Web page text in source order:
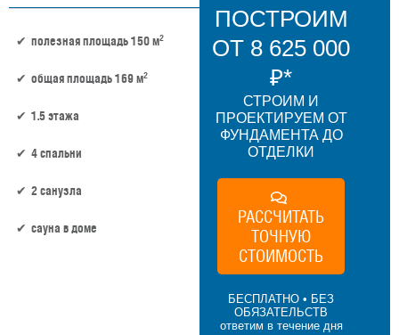
полезная площадь 150 м2
общая площадь 169 м2
1.5 этажа
4 спальни
2 санузла
сауна в доме
ПОСТРОИМ
ОТ 8 625 000
₽*
СТРОИМ И
ПРОЕКТИРУЕМ ОТ
ФУНДАМЕНТА ДО
ОТДЕЛКИ
РАССЧИТАТЬ
ТОЧНУЮ
СТОИМОСТЬ
БЕСПЛАТНО • БЕЗ
ОБЯЗАТЕЛЬСТВ
ответим в течение дня